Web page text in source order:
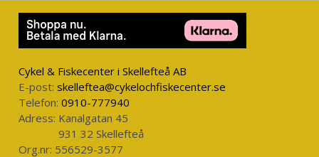
Cykel & Fiskecenter i Skellefteå AB
E-post: skelleftea@cykelochfiskecenter.se
Telefon: 0910-777940
Adress: Kanalgatan 45
931 32 Skellefteå
Org.nr: 556529-3577